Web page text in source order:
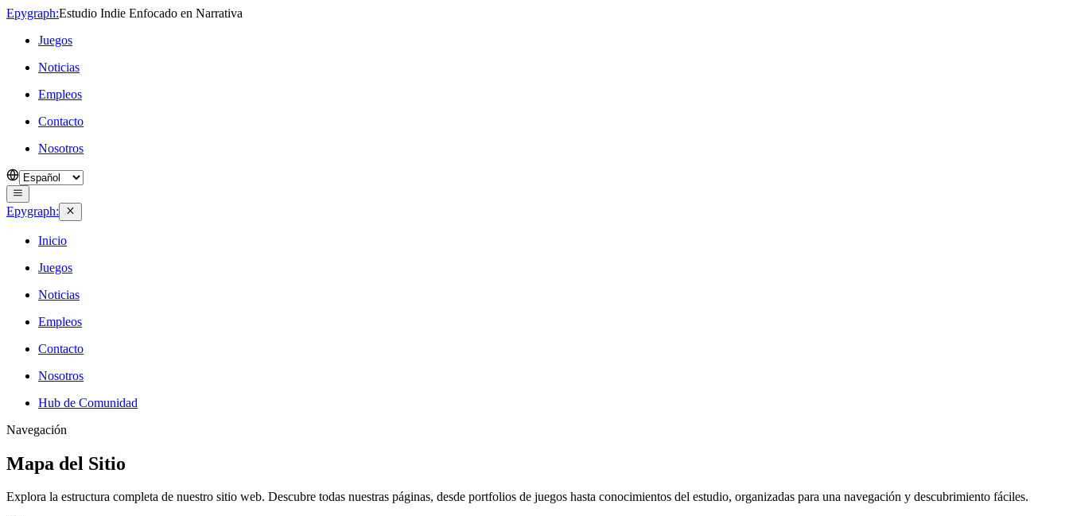
Epygraph:Estudio Indie Enfocado en Narrativa
Juegos
Noticias
Empleos
Contacto
Nosotros
Epygraph:
Inicio
Juegos
Noticias
Empleos
Contacto
Nosotros
Hub de Comunidad
Navegación
Mapa del Sitio
Explora la estructura completa de nuestro sitio web. Descubre todas nuestras páginas, desde portfolios de juegos hasta conocimientos del estudio, organizadas para una navegación y descubrimiento fáciles.